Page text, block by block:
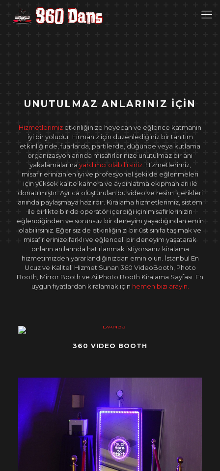
UNUTULMAZ ANLARINIZ İÇİN
Hizmetlerimiz etkinliğinize heyecan ve eğlence katmanın
iyi bir yoludur. Firmanız için düzenlediğiniz bir tanıtım
etkinliğinde, fuarlarda, partilerde, düğünde veya kutlama
organizasyonlarında misafirlerinize unutulmaz bir anı
yakalamalarına yardımcı olabilirsiniz. Hizmetlerimiz,
misafirlerinizin en iyi ve profesyonel şekilde eğlenmeleri
için yüksek kalite kamera ve aydınlatma ekipmanları ile
donatılmıştır. Ayrıca oluşturulan bu video ve resim içerikleri
anında paylaşmaya hazırdır. Kiralama hizmetlerimiz, sistem
ile birlikte bir de operatör içerdiği için misafirlerinizin
eğlendiğinden ve sorunsuz bir deneyim yaşadığından emin
olabilirsiniz. Eğer siz de etkinliğinizi bir üst sınıfa taşımak ve
misafirlerinize farklı ve eğlenceli bir deneyim yaşatarak
onların anılarında hatırlanmak istiyorsanız kiralama
hizmetimizden yararlandığınızdan emin olun. İstanbul En
Ucuz ve Kaliteli Hizmet Sunan 360 VideoBooth, Photo
Booth, Mirror Booth ve Ai Photo Booth Kiralama Sayfası. En
uygun fiyatlardan kiralamak için hemen bizi arayın.
360 VIDEO BOOTH